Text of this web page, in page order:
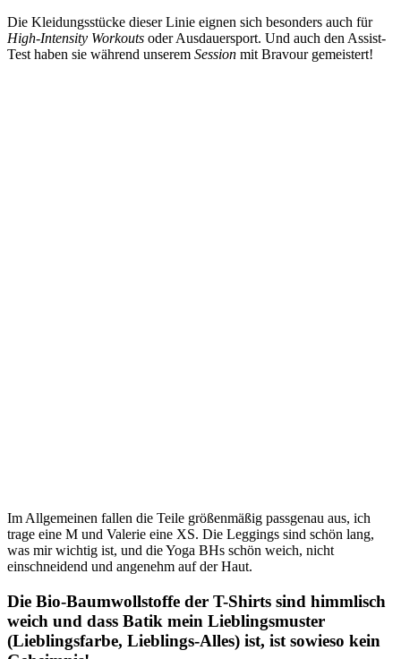
Die Kleidungsstücke dieser Linie eignen sich besonders auch für
High-Intensity Workouts oder Ausdauersport. Und auch den Assist-
Test haben sie während unserem Session mit Bravour gemeistert!
Im Allgemeinen fallen die Teile größenmäßig passgenau aus, ich
trage eine M und Valerie eine XS. Die Leggings sind schön lang,
was mir wichtig ist, und die Yoga BHs schön weich, nicht
einschneidend und angenehm auf der Haut.
Die Bio-Baumwollstoffe der T-Shirts sind himmlisch
weich und dass Batik mein Lieblingsmuster
(Lieblingsfarbe, Lieblings-Alles) ist, ist sowieso kein